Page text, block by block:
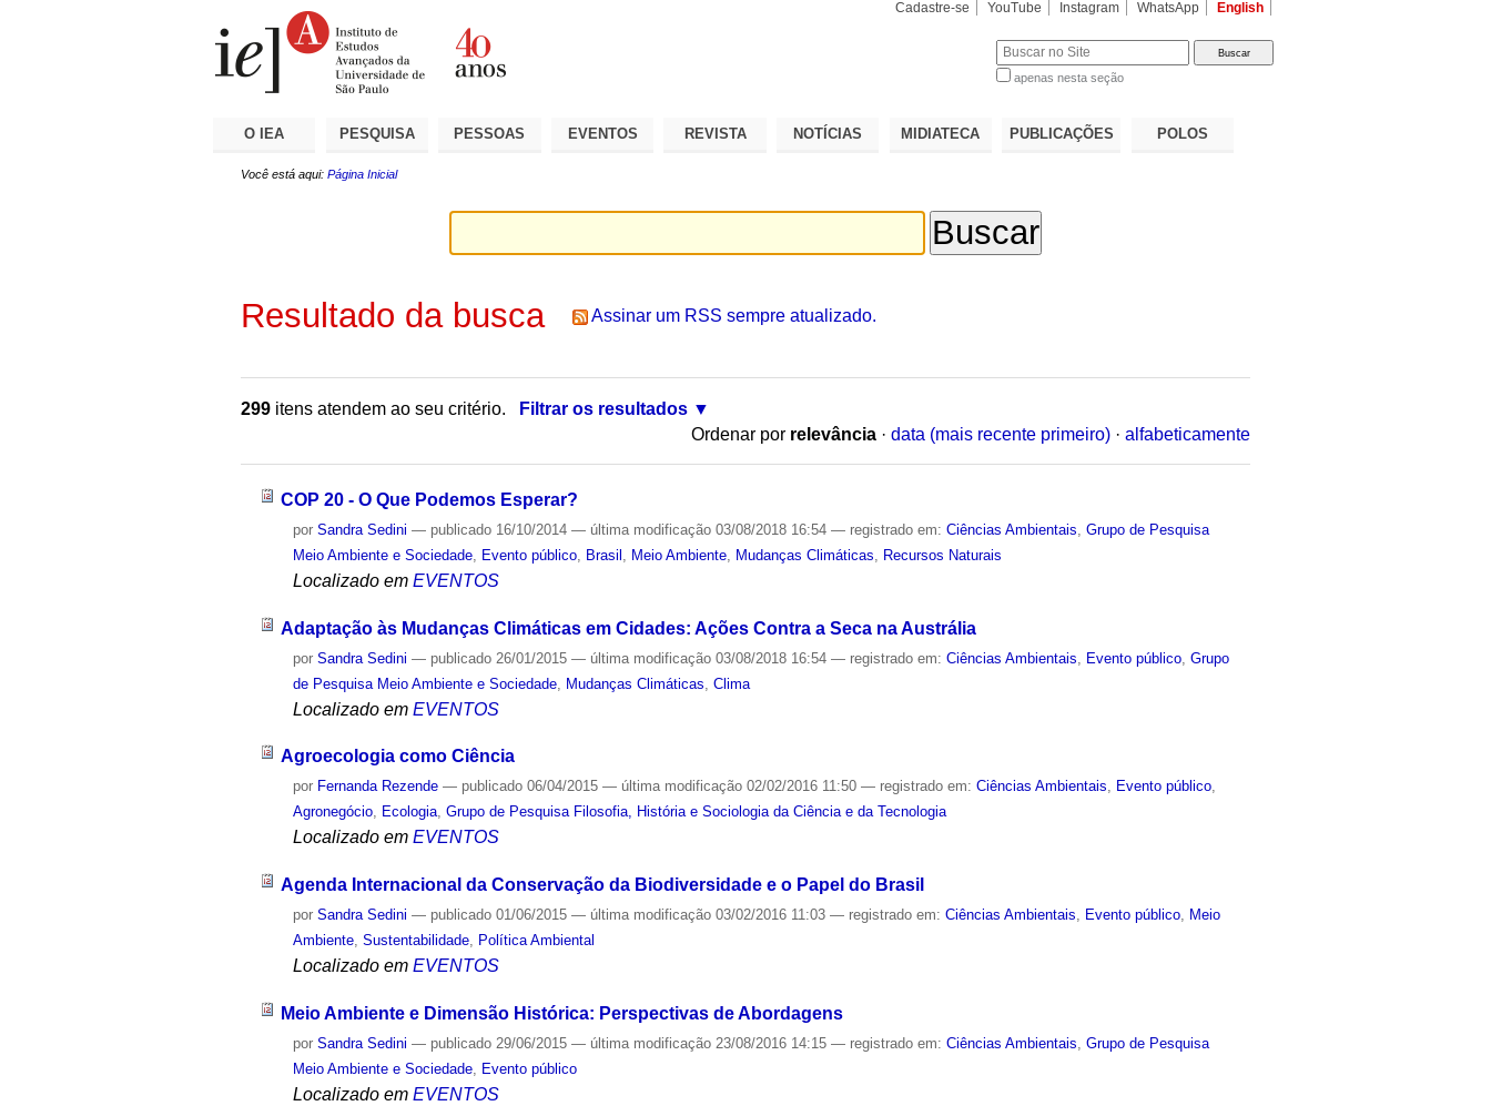
Cadastre-se YouTube Instagram WhatsApp English
apenas nesta seção
O IEA PESQUISA PESSOAS EVENTOS REVISTA NOTÍCIAS MIDIATECA PUBLICAÇÕES POLOS
Você está aqui: Página Inicial
Resultado da busca Assinar um RSS sempre atualizado.
299 itens atendem ao seu critério.
Filtrar os resultados
Ordenar por relevância · data (mais recente primeiro) · alfabeticamente
COP 20 - O Que Podemos Esperar?
porSandra Sedini — publicado 16/10/2014— última modificação 03/08/2018 16:54— registrado em:Ciências Ambientais ,Grupo de Pesquisa
Meio Ambiente e Sociedade
Evento público Brasil Meio Ambiente Mudanças Climáticas Recursos Naturais
Localizado em EVENTOS
Adaptação às Mudanças Climáticas em Cidades: Ações Contra a Seca na Austrália
porSandra Sedini — publicado 26/01/2015— última modificação 03/08/2018 16:54— registrado em:Ciências Ambientais Evento público ,Grupo
de Pesquisa Meio Ambiente e Sociedade Mudanças Climáticas ,Clima
Localizado em EVENTOS
Agroecologia como Ciência
por Fernanda Rezende — publicado 06/04/2015— última modificação 02/02/2016 11:50— registrado em:Ciências Ambientais, Evento público,
Agronegócio, Ecologia,Grupo de Pesquisa Filosofia, História e Sociologia da Ciência e da Tecnologia
Localizado em EVENTOS
Agenda Internacional da Conservação da Biodiversidade e o Papel do Brasil
porSandra Sedini — publicado 01/06/2015— última modificação 03/02/2016 11:03— registrado em:Ciências Ambientais, Evento público, Meio
Ambiente,Sustentabilidade, Política Ambiental
Localizado em EVENTOS
Meio Ambiente e Dimensão Histórica: Perspectivas de Abordagens
porSandra Sedini — publicado 29/06/2015— última modificação 23/08/2016 14:15— registrado em:Ciências Ambientais ,Grupo de Pesquisa
Meio Ambiente e Sociedade
Evento público
Localizado em EVENTOS